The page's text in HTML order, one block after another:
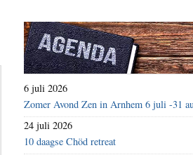
6 juli 2026
Zomer Avond Zen in Arnhem 6 juli -31
24 juli 2026
10 daagse Chöd retreat